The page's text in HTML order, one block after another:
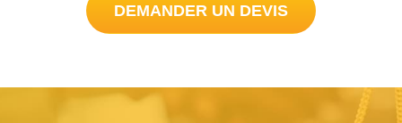
DEMANDER UN DEVIS